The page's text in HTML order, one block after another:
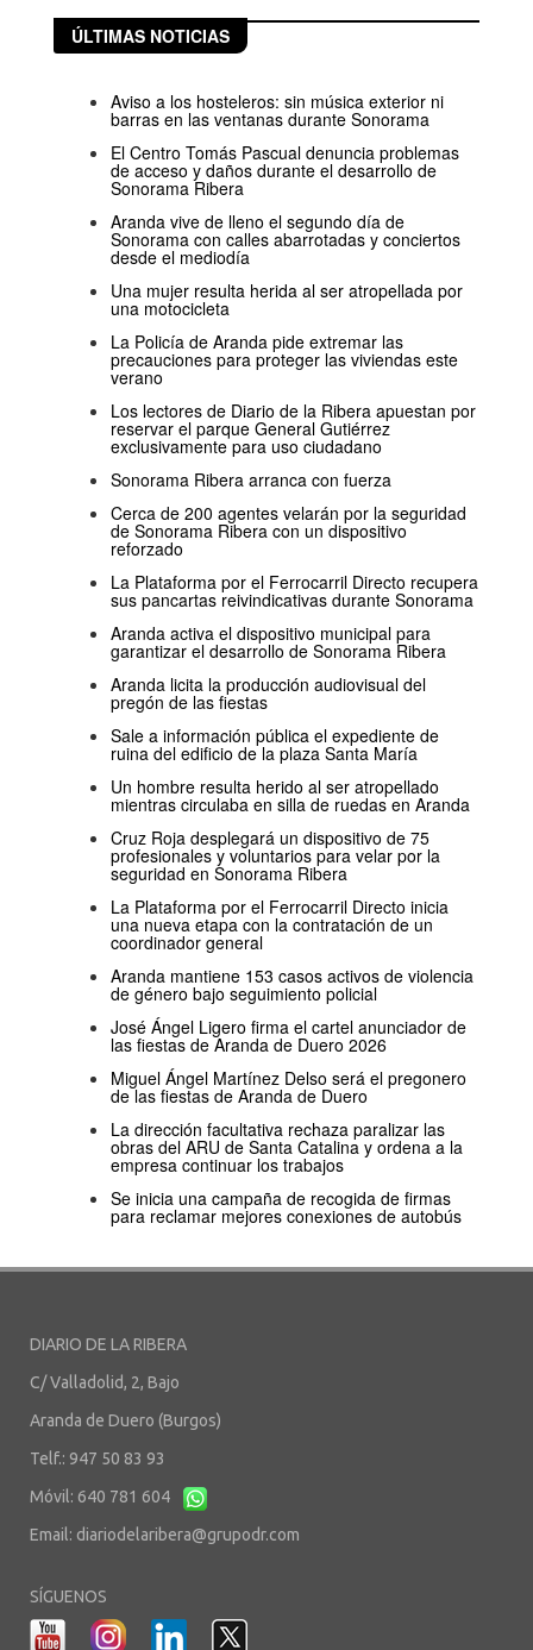
ÚLTIMAS NOTICIAS
Aviso a los hosteleros: sin música exterior ni
barras en las ventanas durante Sonorama
El Centro Tomás Pascual denuncia problemas
de acceso y daños durante el desarrollo de
Sonorama Ribera
Aranda vive de lleno el segundo día de
Sonorama con calles abarrotadas y conciertos
desde el mediodía
Una mujer resulta herida al ser atropellada por
una motocicleta
La Policía de Aranda pide extremar las
precauciones para proteger las viviendas este
verano
Los lectores de Diario de la Ribera apuestan por
reservar el parque General Gutiérrez
exclusivamente para uso ciudadano
Sonorama Ribera arranca con fuerza
Cerca de 200 agentes velarán por la seguridad
de Sonorama Ribera con un dispositivo
reforzado
La Plataforma por el Ferrocarril Directo recupera
sus pancartas reivindicativas durante Sonorama
Aranda activa el dispositivo municipal para
garantizar el desarrollo de Sonorama Ribera
Aranda licita la producción audiovisual del
pregón de las fiestas
Sale a información pública el expediente de
ruina del edificio de la plaza Santa María
Un hombre resulta herido al ser atropellado
mientras circulaba en silla de ruedas en Aranda
Cruz Roja desplegará un dispositivo de 75
profesionales y voluntarios para velar por la
seguridad en Sonorama Ribera
La Plataforma por el Ferrocarril Directo inicia
una nueva etapa con la contratación de un
coordinador general
Aranda mantiene 153 casos activos de violencia
de género bajo seguimiento policial
José Ángel Ligero firma el cartel anunciador de
las fiestas de Aranda de Duero 2026
Miguel Ángel Martínez Delso será el pregonero
de las fiestas de Aranda de Duero
La dirección facultativa rechaza paralizar las
obras del ARU de Santa Catalina y ordena a la
empresa continuar los trabajos
Se inicia una campaña de recogida de firmas
para reclamar mejores conexiones de autobús
DIARIO DE LA RIBERA
C/ Valladolid, 2, Bajo
Aranda de Duero (Burgos)
Telf.: 947 50 83 93
Móvil: 640 781 604
Email: diariodelaribera@grupodr.com
SÍGUENOS